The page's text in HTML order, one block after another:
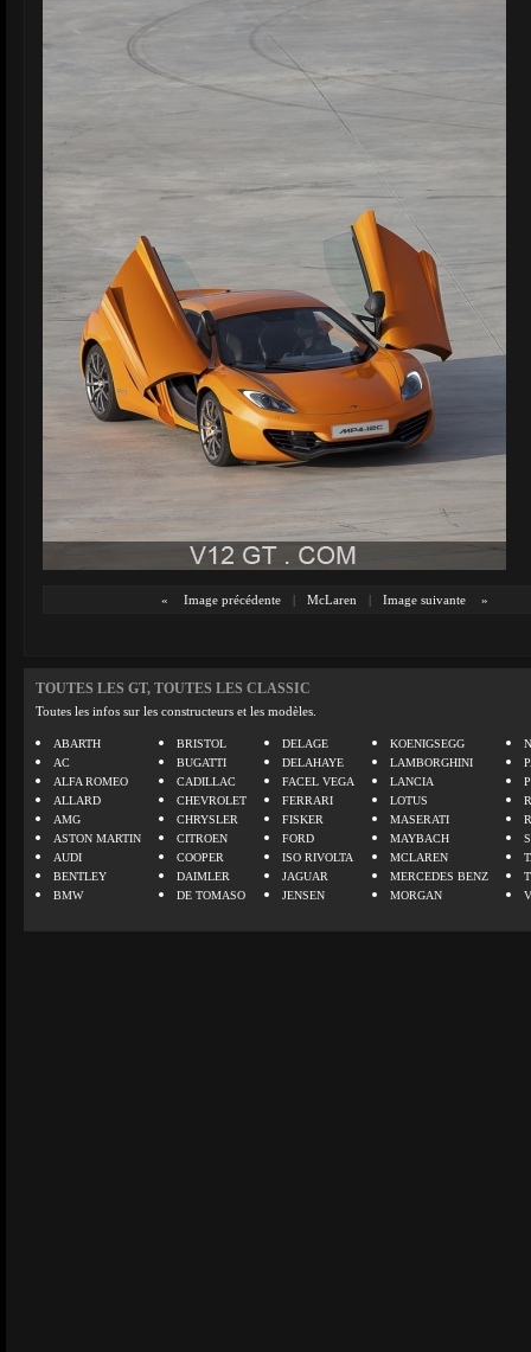
« Image précédente | McLaren | Image suivante »
TOUTES LES GT, TOUTES LES CLASSIC
Toutes les infos sur les constructeurs et les modèles.
ABARTH
AC
ALFA ROMEO
ALLARD
AMG
ASTON MARTIN
AUDI
BENTLEY
BMW
BRISTOL
BUGATTI
CADILLAC
CHEVROLET
CHRYSLER
CITROEN
COOPER
DAIMLER
DE TOMASO
DELAGE
DELAHAYE
FACEL VEGA
FERRARI
FISKER
FORD
ISO RIVOLTA
JAGUAR
JENSEN
KOENIGSEGG
LAMBORGHINI
LANCIA
LOTUS
MASERATI
MAYBACH
MCLAREN
MERCEDES BENZ
MORGAN